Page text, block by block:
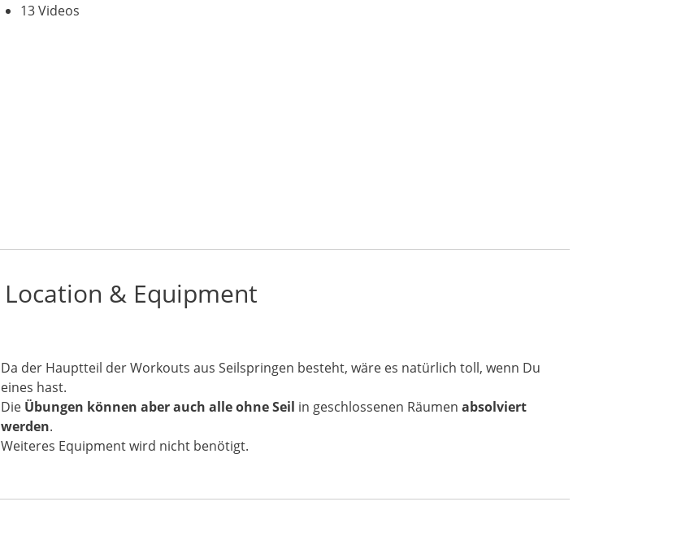
13 Videos
Location & Equipment
Da der Hauptteil der Workouts aus Seilspringen besteht, wäre es natürlich toll, wenn Du
eines hast.
Die Übungen können aber auch alle ohne Seil in geschlossenen Räumen absolviert
werden.
Weiteres Equipment wird nicht benötigt.